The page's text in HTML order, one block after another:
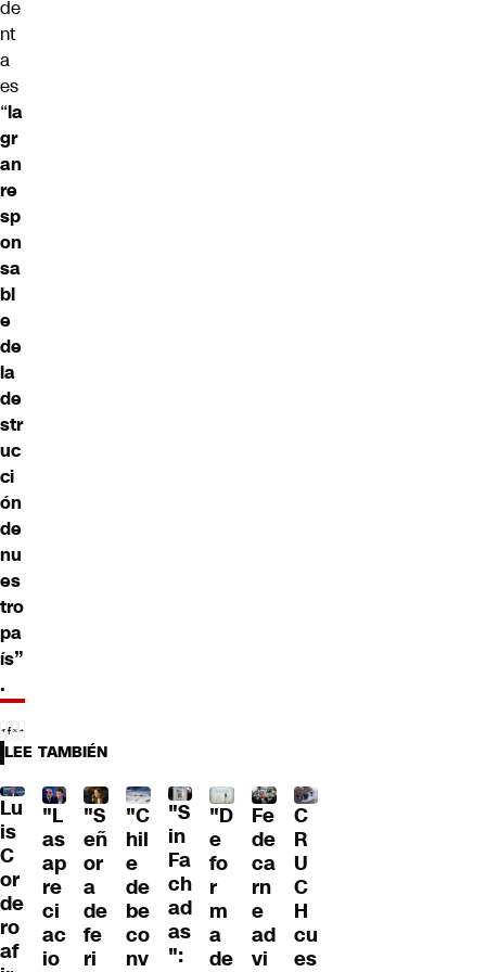
de
nt
a
es
“la
gr
an
re
sp
on
sa
bl
e
de
la
de
str
uc
ci
ón
de
nu
es
tro
pa
ís”
.
LEE TAMBIÉN
Lu
is
C
or
de
ro
af
"L
as
ap
re
ci
ac
io
"S
eñ
or
a
de
fe
ri
"C
hil
e
de
be
co
nv
"S
in
Fa
ch
ad
as
":
"D
e
fo
r
m
a
de
Fe
de
ca
rn
e
ad
vi
C
R
U
C
H
cu
es